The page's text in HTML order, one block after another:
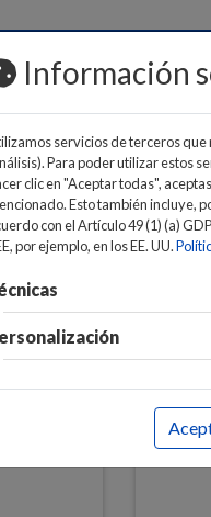
>DISPOSITIVOS
Información
servicios de terceros
Para poder utilizar estos
clic en "Aceptar todas",
Esto también incluye,
con el Artículo 49 (1) (a)
por ejemplo, en los EE. UU.